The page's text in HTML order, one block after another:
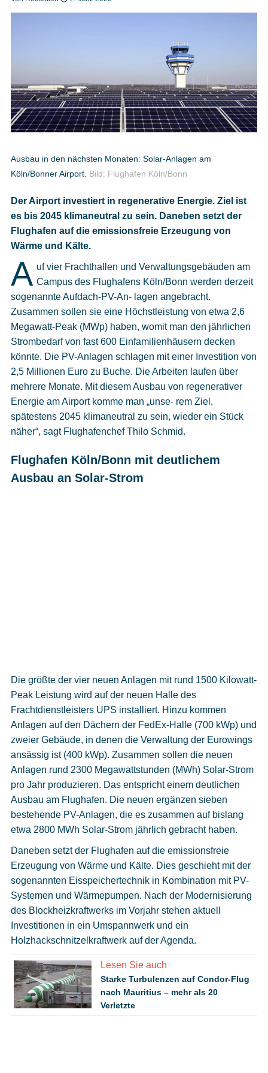
Heft bestellen
Digitale Ausgabe
Impressum
Mediadaten
Cookies
Datenschutzeinstellungen
Ausbau in den nächsten Monaten: Solar-Anlagen am
Köln/Bonner Airport. Bild: Flughafen Köln/Bonn
Der Airport investiert in regenerative Energie. Ziel ist
es bis 2045 klimaneutral zu sein. Daneben setzt der
Flughafen auf die emissionsfreie Erzeugung von
Wärme und Kälte.
A uf vier Frachthallen und Verwaltungsgebäuden am
Campus des Flughafens Köln/Bonn werden derzeit
sogenannte Aufdach-PV-An- lagen angebracht.
Zusammen sollen sie eine Höchstleistung von etwa 2,6
Megawatt-Peak (MWp) haben, womit man den jährlichen
Strombedarf von fast 600 Einfamilienhäusern decken
könnte. Die PV-Anlagen schlagen mit einer Investition von
2,5 Millionen Euro zu Buche. Die Arbeiten laufen über
mehrere Monate. Mit diesem Ausbau von regenerativer
Energie am Airport komme man „unse- rem Ziel,
spätestens 2045 klimaneutral zu sein, wieder ein Stück
näher“, sagt Flughafenchef Thilo Schmid.
Flughafen Köln/Bonn mit deutlichem
Ausbau an Solar-Strom
Die größte der vier neuen Anlagen mit rund 1500 Kilowatt-
Peak Leistung wird auf der neuen Halle des
Frachtdienstleisters UPS installiert. Hinzu kommen
Anlagen auf den Dächern der FedEx-Halle (700 kWp) und
zweier Gebäude, in denen die Verwaltung der Eurowings
ansässig ist (400 kWp). Zusammen sollen die neuen
Anlagen rund 2300 Megawattstunden (MWh) Solar-Strom
pro Jahr produzieren. Das entspricht einem deutlichen
Ausbau am Flughafen. Die neuen ergänzen sieben
bestehende PV-Anlagen, die es zusammen auf bislang
etwa 2800 MWh Solar-Strom jährlich gebracht haben.
Daneben setzt der Flughafen auf die emissionsfreie
Erzeugung von Wärme und Kälte. Dies geschieht mit der
sogenannten Eisspeichertechnik in Kombination mit PV-
Systemen und Wärmepumpen. Nach der Modernisierung
des Blockheizkraftwerks im Vorjahr stehen aktuell
Investitionen in ein Umspannwerk und ein
Holzhackschnitzelkraftwerk auf der Agenda.
Lesen Sie auch
Starke Turbulenzen auf Condor-Flug
nach Mauritius – mehr als 20
Verletzte